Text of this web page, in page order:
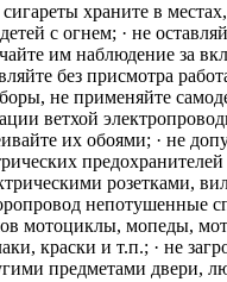
храните в
с огнем; · не
им наблюдение за
без присмотра
не применяйте
ветхой
их обоями; · не
розетками,
непотушенные
мотоциклы, мопеды,
краски и т.п.; · не
предметами двери,